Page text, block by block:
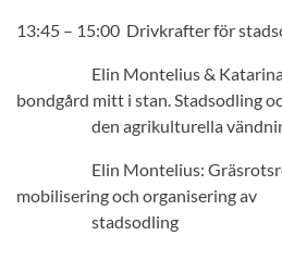
13:45 – 15:00 Drivkrafter för
Elin Montelius & Katarina
bondgård mitt i stan. Stadsodling
den agrikulturella
Elin Montelius:
mobilisering och organisering av
stadsodling